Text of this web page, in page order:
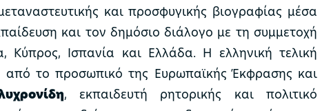
και προσφυγικής βιογραφίας μέσα
και τον δημόσιο διάλογο με τη συμμετοχή
Κύπρος, Ισπανία και Ελλάδα. Η ελληνική τελική
από το προσωπικό της Ευρωπαϊκής Έκφρασης και
, εκπαιδευτή ρητορικής και πολιτικό